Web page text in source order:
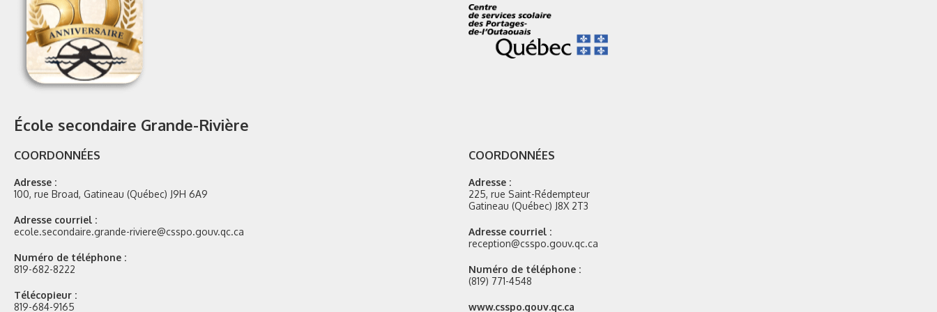
École secondaire Grande-Rivière
COORDONNÉES
Adresse :
100, rue Broad, Gatineau (Québec) J9H 6A9
Adresse courriel :
ecole.secondaire.grande-riviere@csspo.gouv.qc.ca
Numéro de téléphone :
819-682-8222
Télécopieur :
819-684-9165
COORDONNÉES
Adresse :
225, rue Saint-Rédempteur
Gatineau (Québec) J8X 2T3
Adresse courriel :
reception@csspo.gouv.qc.ca
Numéro de téléphone :
(819) 771-4548
Site
www.csspo.gouv.qc.ca